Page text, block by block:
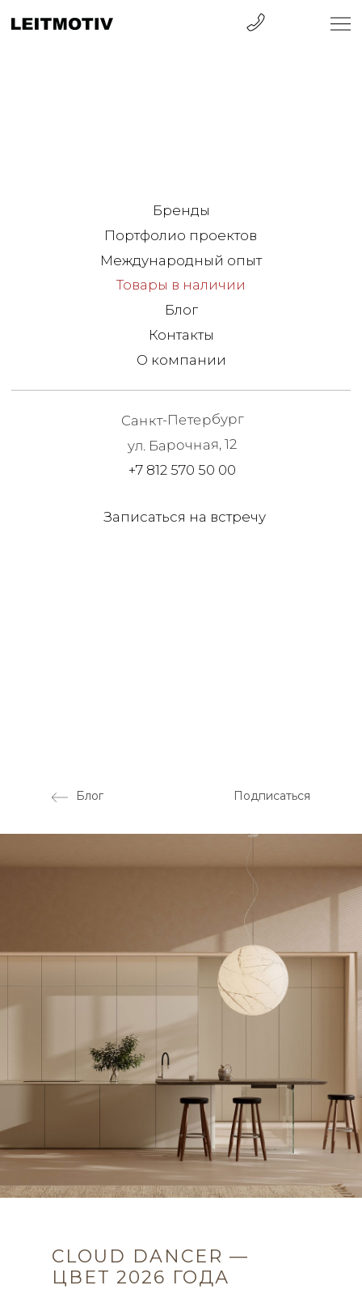
Контакты
О компании
Товары в наличии
+7 812 570 50 00
ул. Барочная, 12
Блог Подписаться
CLOUD DANCER —
ЦВЕТ 2026 ГОДА